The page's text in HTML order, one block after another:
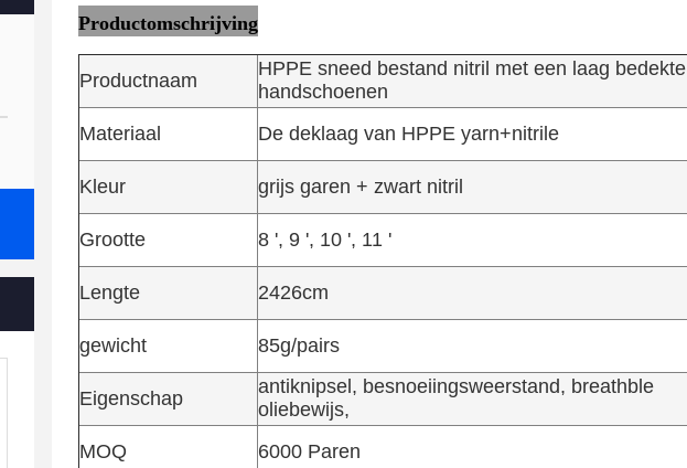
Productomschrijving
Productnaam
HPPE sneed bestand nitril met een laag bedekte
handschoenen
Materiaal
De deklaag van HPPE yarn+nitrile
Kleur grijs garen + zwart nitril
Grootte 8 ', 9 ', 10 ', 11 '
Lengte 2426cm
gewicht 85g/pairs
Eigenschap
antiknipsel, besnoeiingsweerstand, breathble
oliebewijs,
MOQ
6000 Paren